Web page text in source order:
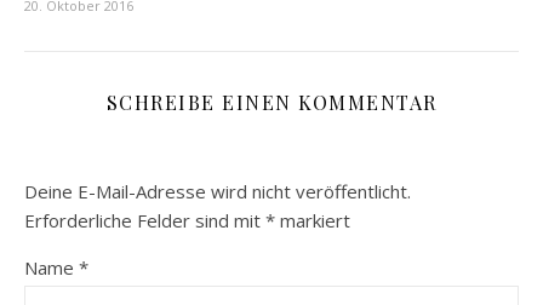
20. Oktober 2016
SCHREIBE EINEN KOMMENTAR
Deine E-Mail-Adresse wird nicht veröffentlicht.
Erforderliche Felder sind mit * markiert
Name *